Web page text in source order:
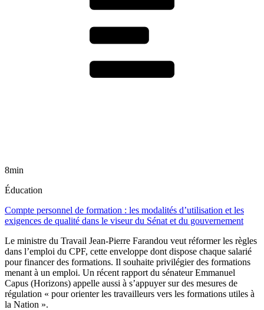
8min
Éducation
Compte personnel de formation : les modalités d’utilisation et les
exigences de qualité dans le viseur du Sénat et du gouvernement
Le ministre du Travail Jean-Pierre Farandou veut réformer les règles
dans l’emploi du CPF, cette enveloppe dont dispose chaque salarié
pour financer des formations. Il souhaite privilégier des formations
menant à un emploi. Un récent rapport du sénateur Emmanuel
Capus (Horizons) appelle aussi à s’appuyer sur des mesures de
régulation « pour orienter les travailleurs vers les formations utiles à
la Nation ».